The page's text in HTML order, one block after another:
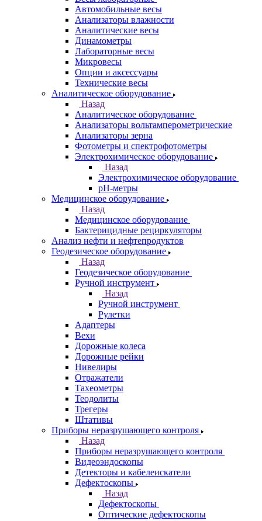
Автомобильные весы
Анализаторы влажности
Аналитические весы
Динамометры
Лабораторные весы
Микровесы
Опции и аксессуары
Технические весы
Аналитическое оборудование
Назад
Аналитическое оборудование
Анализаторы вольтамперометрические
Анализаторы зерна
Фотометры и спектрофотометры
Электрохимическое оборудование
Назад
Электрохимическое оборудование
pH-метры
Медицинское оборудование
Назад
Медицинское оборудование
Бактерицидные рециркуляторы
Анализ нефти и нефтепродуктов
Геодезическое оборудование
Назад
Геодезическое оборудование
Ручной инструмент
Назад
Ручной инструмент
Рулетки
Адаптеры
Вехи
Дорожные колеса
Дорожные рейки
Нивелиры
Отражатели
Тахеометры
Теодолиты
Трегеры
Штативы
Приборы неразрушающего контроля
Назад
Приборы неразрушающего контроля
Видеоэндоскопы
Детекторы и кабелеискатели
Дефектоскопы
Назад
Дефектоскопы
Оптические дефектоскопы